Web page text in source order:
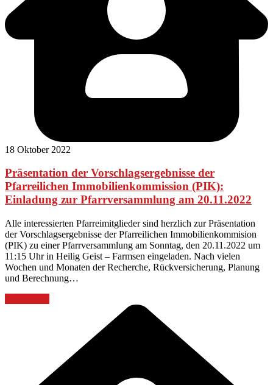
18 Oktober 2022
Präsentation der Vorschlagsergebnisse der
Pfarreilichen Immobilienkommission (PIK):
Einladung zur Pfarrversammlung am 20.11.2022
Alle interessierten Pfarreimitglieder sind herzlich zur Präsentation
der Vorschlagsergebnisse der Pfarreilichen Immobilienkommision
(PIK) zu einer Pfarrversammlung am Sonntag, den 20.11.2022 um
11:15 Uhr in Heilig Geist – Farmsen eingeladen. Nach vielen
Wochen und Monaten der Recherche, Rückversicherung, Planung
und Berechnung…